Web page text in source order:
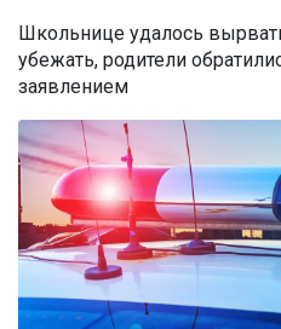
Школьнице удалось
убежать, родители
заявлением